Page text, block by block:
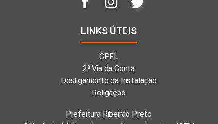
LINKS ÚTEIS
CPFL
2ª Via da Conta
Desligamento da Instalação
Religação
Prefeitura Ribeirão Preto